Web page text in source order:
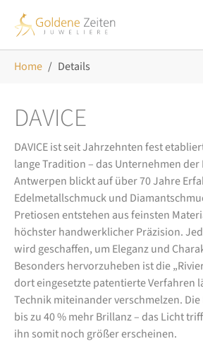
Home Details
DAVICE
DAVICE ist seit Jahrzehnten fest
lange Tradition – das Unternehmen der
Antwerpen blickt auf über 70 Jahre
Edelmetallschmuck und
Pretiosen entstehen aus feinsten
höchster handwerklicher Präzision.
wird geschaffen, um Eleganz und
Besonders hervorzuheben ist die
dort eingesetzte patentierte Verfahren
Technik miteinander verschmelzen.
bis zu 40 % mehr Brillanz – das Licht
ihn somit noch größer erscheinen.